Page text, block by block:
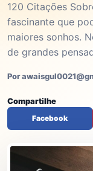
120 Citações
fascinante que
maiores sonhos.
de grandes
Por
Compartilhe
Facebook